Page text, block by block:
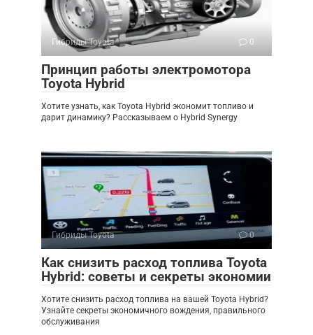
Гибриды Toyota 0
Принцип работы электромотора
Toyota Hybrid
Хотите узнать, как Toyota Hybrid экономит топливо и
дарит динамику? Рассказываем о Hybrid Synergy
Гибриды Toyota 0
Как снизить расход топлива Toyota
Hybrid: советы и секреты экономии
Хотите снизить расход топлива на вашей Toyota Hybrid?
Узнайте секреты экономичного вождения, правильного
обслуживания